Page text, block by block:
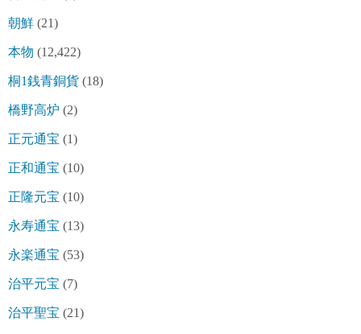
朝鮮 (21)
本物 (12,422)
桐1銭青銅貨 (18)
橋野高炉 (2)
正元通宝 (1)
正和通宝 (10)
正隆元宝 (10)
永寿通宝 (13)
永楽通宝 (53)
治平元宝 (7)
治平聖宝 (21)